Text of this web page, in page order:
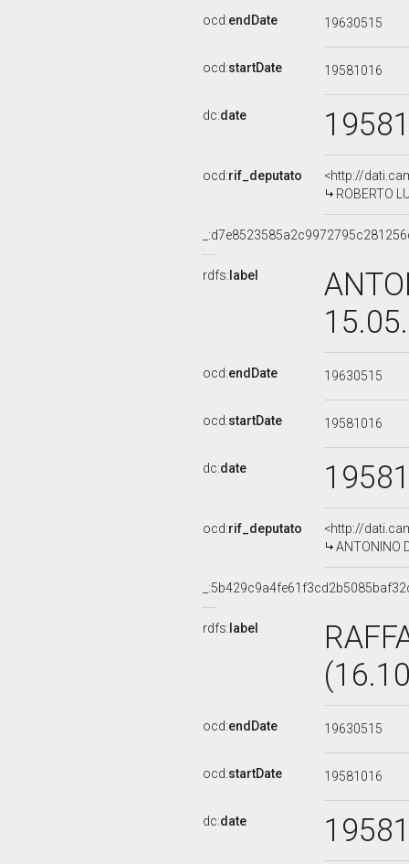
ocd:endDate 19630515
ocd:startDate 19581016
dc:date
ocd:rif_deputato
<http://
ROBERTO
rdfs: label
ocd:endDate 19630515
ocd:startDate 19581016
dc:date
ocd:rif_deputato
<http://
ANTONINO
rdfs: label
ocd:endDate 19630515
ocd:startDate 19581016
dc:date